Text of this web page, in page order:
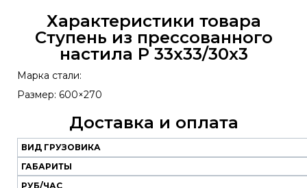
Характеристики товара
Ступень из прессованного
настила P 33х33/30x3
Марка стали:
Размер: 600×270
Доставка и оплата
Наш
транспорт
ВИД ГРУЗОВИКА
ГАБАРИТЫ
РУБ/ЧАС